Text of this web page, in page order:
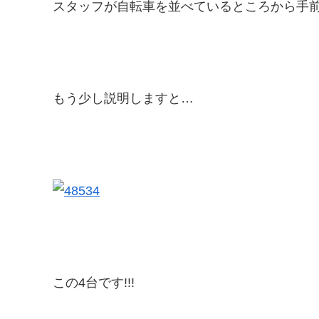
スタッフが自転車を並べているところから手
もう少し説明しますと…
この4台です!!!